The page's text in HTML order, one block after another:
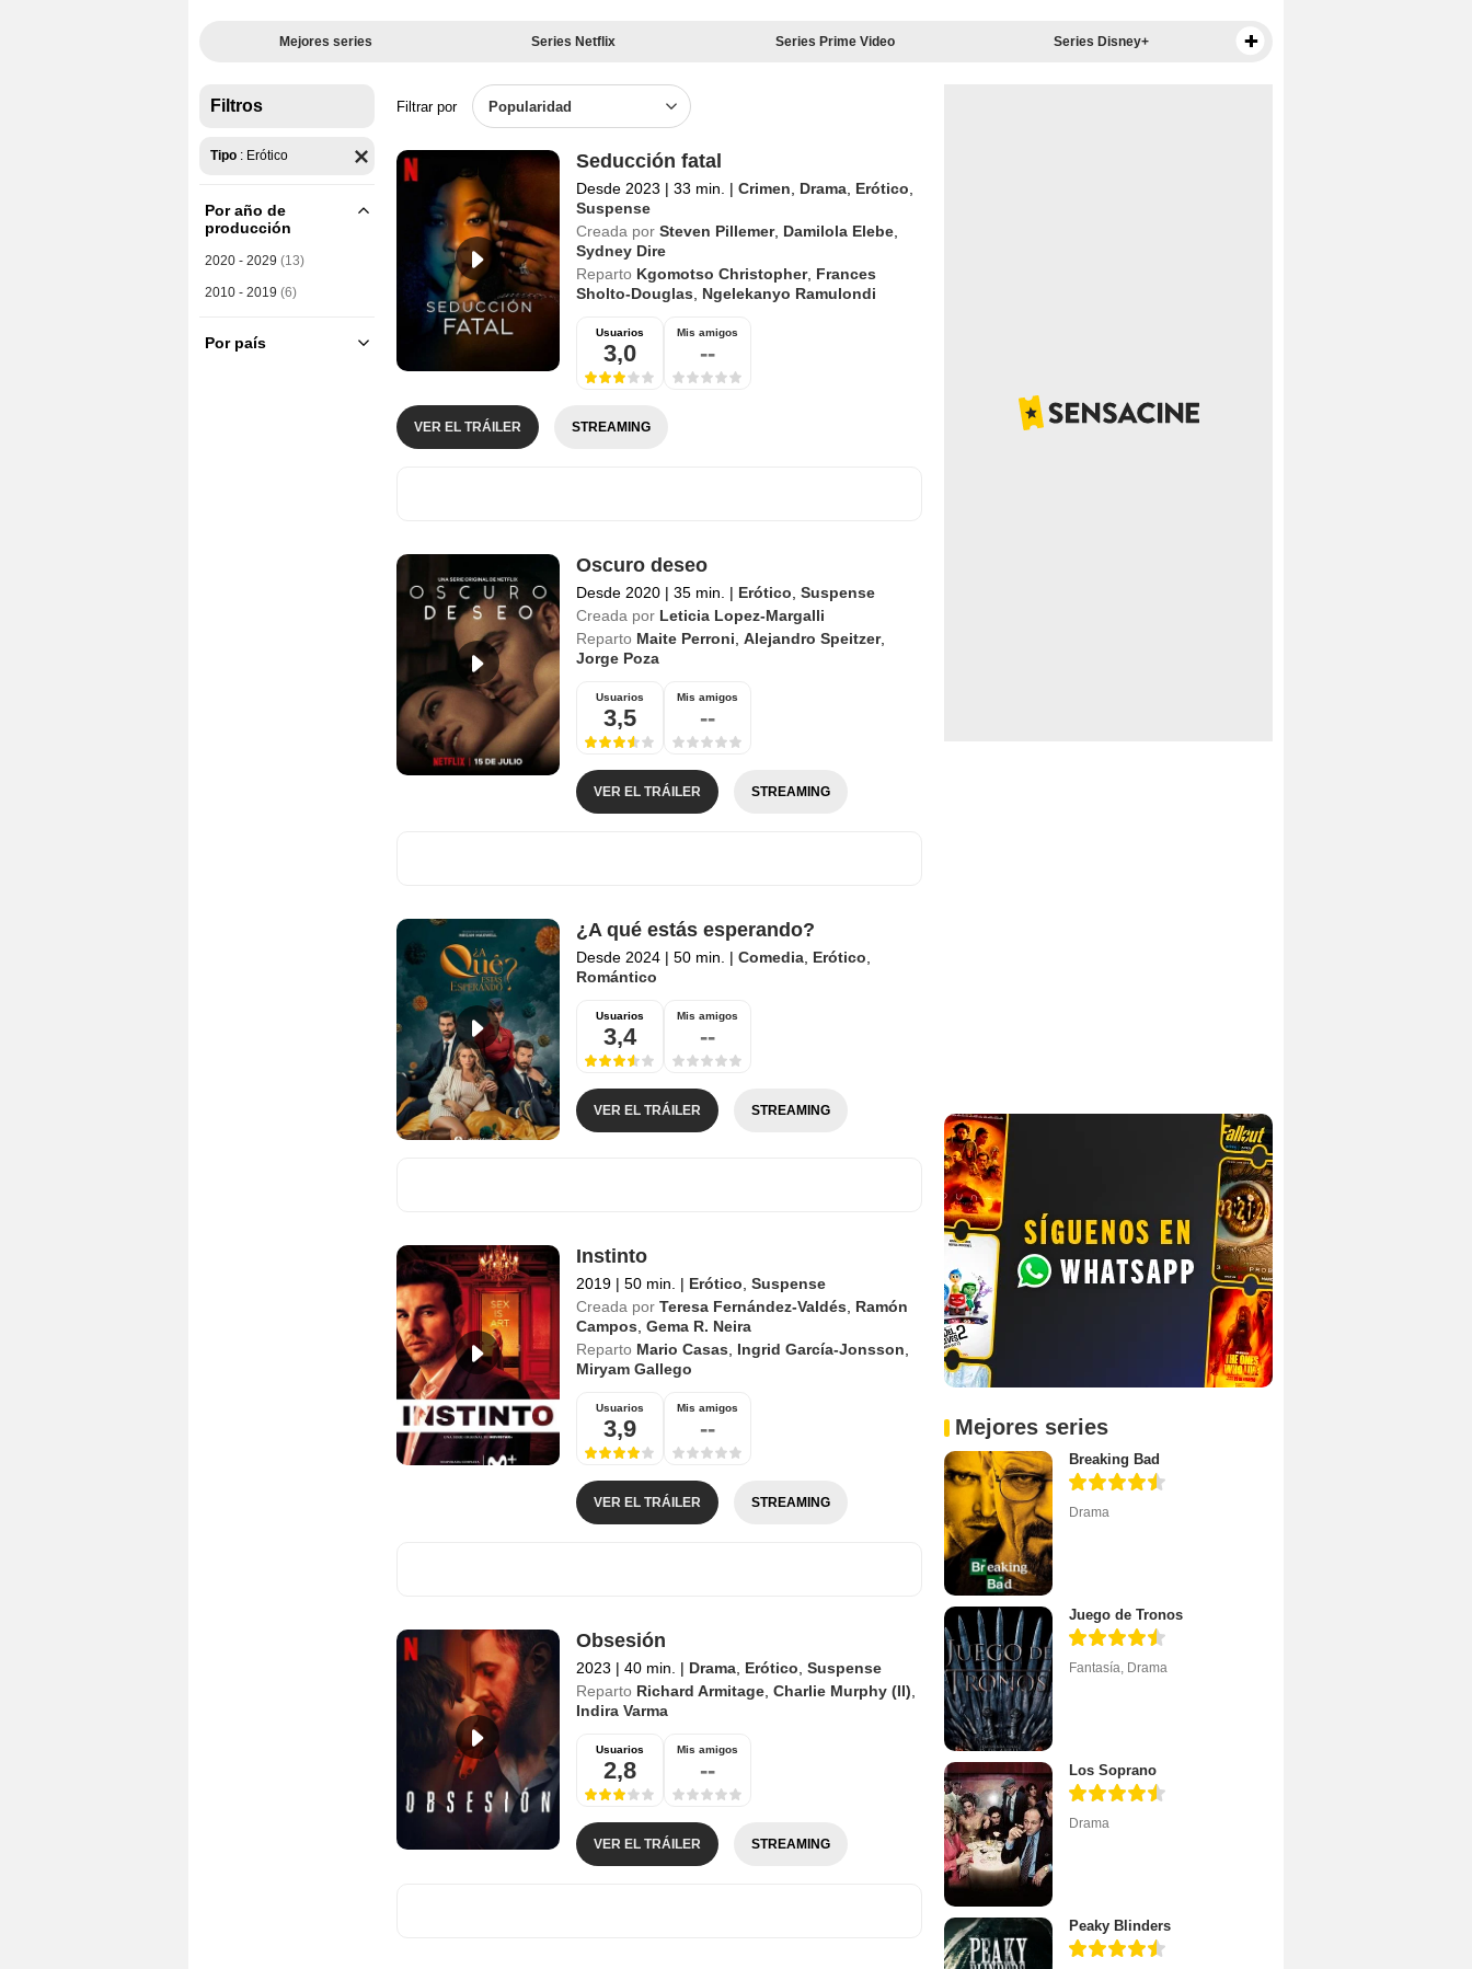
Mejores series Series Netflix Series Prime Video Series Disney+
Filtros
Tipo : Erótico
Por año de
producción
2020 - 2029 (13)
2010 - 2019 (6)
Por país
Filtrar por Popularidad
Seducción fatal
Desde 2023 | 33 min. | Crimen Drama, Erótico
Suspense
Creada por Steven Pillemer, Damilola Elebe,
Sydney Dire
Reparto Kgomotso Christopher, Frances
Sholto-Douglas
Ngelekanyo Ramulondi
Usuarios
3,0
Mis amigos
--
VER EL TRÁILER STREAMING
Oscuro deseo
Desde 2020 | 35 min. | Erótico Suspense
Creada por Leticia Lopez-Margalli
Reparto Maite Perroni Alejandro Speitzer,
Jorge Poza
Usuarios
3,5
Mis amigos
--
VER EL TRÁILER STREAMING
¿A qué estás esperando?
Desde 2024 | 50 min. | Comedia, Erótico
Romántico
Usuarios
3,4
Mis amigos
--
VER EL TRÁILER STREAMING
Instinto
2019 | 50 min. | Erótico Suspense
Creada por Teresa Fernández-Valdés
Ramón
Campos Gema R. Neira
Reparto Mario Casas Ingrid García-Jonsson
Miryam Gallego
Usuarios
3,9
Mis amigos
--
VER EL TRÁILER STREAMING
Obsesión
2023 | 40 min. | Drama, Erótico Suspense
Reparto Richard Armitage, Charlie Murphy (II)
Indira Varma
Usuarios
2,8
Mis amigos
--
VER EL TRÁILER STREAMING
Mejores series
Breaking Bad
Drama
Juego de Tronos
Fantasía, Drama
Los Soprano
Drama
Peaky Blinders